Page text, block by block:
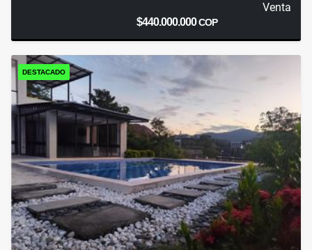
Venta
$440.000.000COP
DESTACADO